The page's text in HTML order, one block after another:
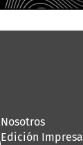
Nosotros
Edición Impresa